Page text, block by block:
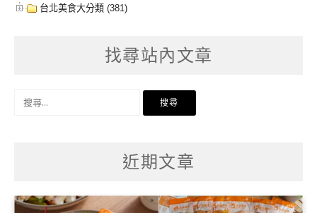
台北美食大分類 (381)
找尋站內文章
近期文章